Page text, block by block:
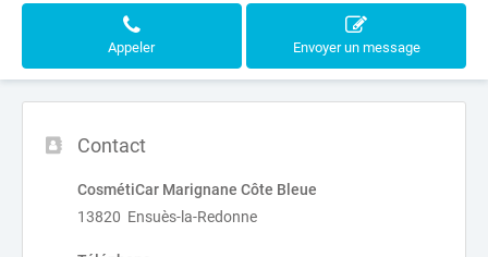
Appeler Envoyer un message
Contact
CosmétiCar Marignane Côte Bleue
13820 Ensuès-la-Redonne